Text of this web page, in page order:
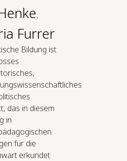
,
Furrer
Bildung ist
das in diesem
in
für die
erkundet